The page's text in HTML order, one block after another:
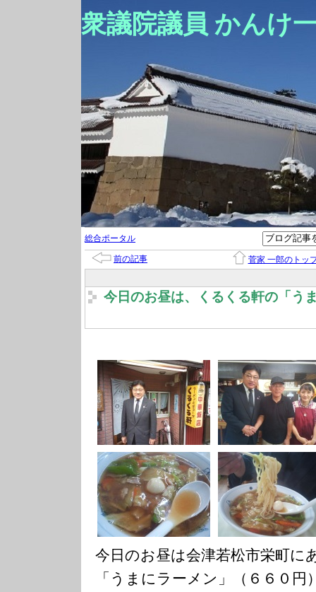
衆議院議員 かんけ
総合ポータル
前の記事 菅家 一郎のトッ
今日のお昼は、くるくる軒の「う
今日のお昼は会津若松市栄町に
「うまにラーメン」（６６０